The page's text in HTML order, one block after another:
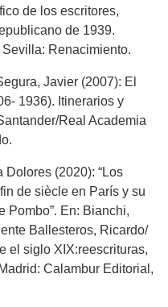
de los escritores,
de 1939.
Renacimiento.
Javier (2007): El
1936). Itinerarios y
Real Academia
(2020): “Los
de siècle en París y su
Pombo”. En: Bianchi,
Ballesteros, Ricardo/
el siglo XIX:reescrituras,
Calambur Editorial,